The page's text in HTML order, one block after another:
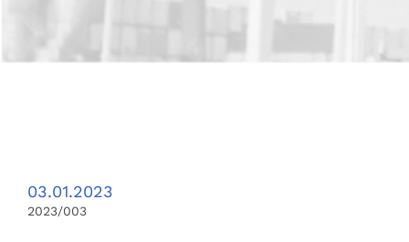
03.01.2023
2023/003